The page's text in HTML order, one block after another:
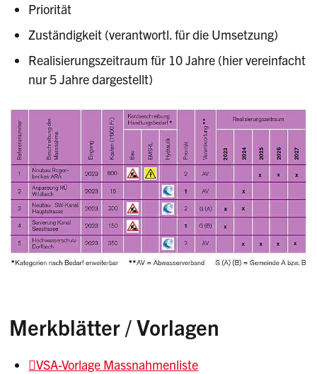
Priorität
Zuständigkeit (verantwortl. für die Umsetzung)
Realisierungszeitraum für 10 Jahre (hier vereinfacht
nur 5 Jahre dargestellt)
Merkblätter / Vorlagen
VSA-Vorlage Massnahmenliste